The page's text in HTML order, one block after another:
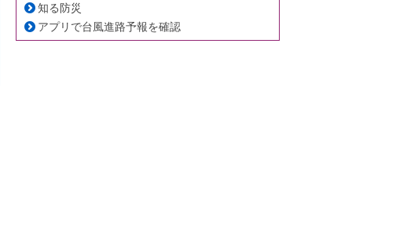
知る防災
アプリで台風進路予報を確認